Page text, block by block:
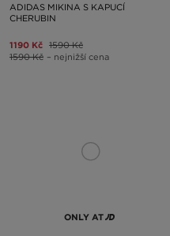
ADIDAS MIKINA S KAPUCÍ
CHERUBIN
1190 Kč 1590 Kč
1590 Kč – nejnižší cena
ONLY AT